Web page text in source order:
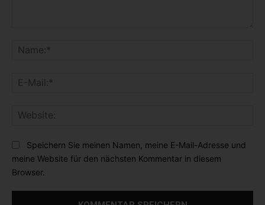
Speichern Sie meinen Namen, meine E-Mail-Adresse und
meine Website für den nächsten Kommentar in diesem
Browser.